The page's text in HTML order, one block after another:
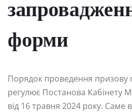
форми
Порядок проведення призову
регулює Постанова Кабінету
від 16 травня 2024 року. Саме